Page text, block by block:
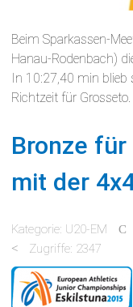
Beim Sparkassen-
Hanau-Rodenbach)
In 10:27,40 min blieb
Richtzeit für Grosseto.
Bronze
mit der
Kategorie: U20-EM
Zugriffe: 2347